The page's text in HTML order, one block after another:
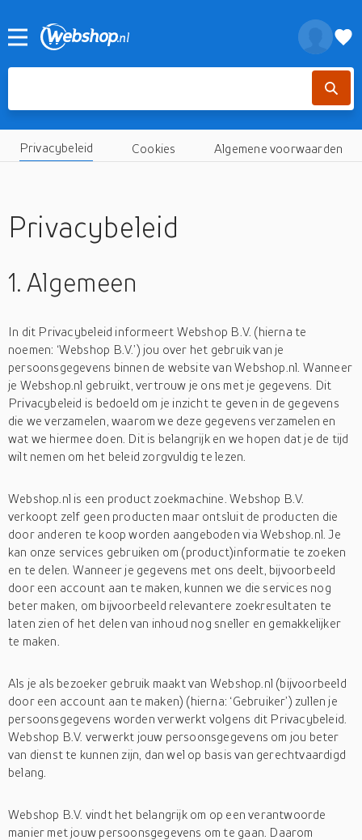
Privacybeleid Cookies Algemene voorwaarden
Privacybeleid
1. Algemeen
In dit Privacybeleid informeert Webshop B.V. (hierna te
noemen: ‘Webshop B.V.’) jou over het gebruik van je
persoonsgegevens binnen de website van Webshop.nl. Wanneer
je Webshop.nl gebruikt, vertrouw je ons met je gegevens. Dit
Privacybeleid is bedoeld om je inzicht te geven in de gegevens
die we verzamelen, waarom we deze gegevens verzamelen en
wat we hiermee doen. Dit is belangrijk en we hopen dat je de tijd
wilt nemen om het beleid zorgvuldig te lezen.
Webshop.nl is een product zoekmachine. Webshop B.V.
verkoopt zelf geen producten maar ontsluit de producten die
door anderen te koop worden aangeboden via Webshop.nl. Je
kan onze services gebruiken om (product)informatie te zoeken
en te delen. Wanneer je gegevens met ons deelt, bijvoorbeeld
door een account aan te maken, kunnen we die services nog
beter maken, om bijvoorbeeld relevantere zoekresultaten te
laten zien of het delen van inhoud nog sneller en gemakkelijker
te maken.
Als je als bezoeker gebruik maakt van Webshop.nl (bijvoorbeeld
door een account aan te maken) (hierna: ‘Gebruiker’) zullen je
persoonsgegevens worden verwerkt volgens dit Privacybeleid.
Webshop B.V. verwerkt jouw persoonsgegevens om jou beter
van dienst te kunnen zijn, dan wel op basis van gerechtvaardigd
belang.
Webshop B.V. vindt het belangrijk om op een verantwoorde
manier met jouw persoonsgegevens om te gaan. Daarom